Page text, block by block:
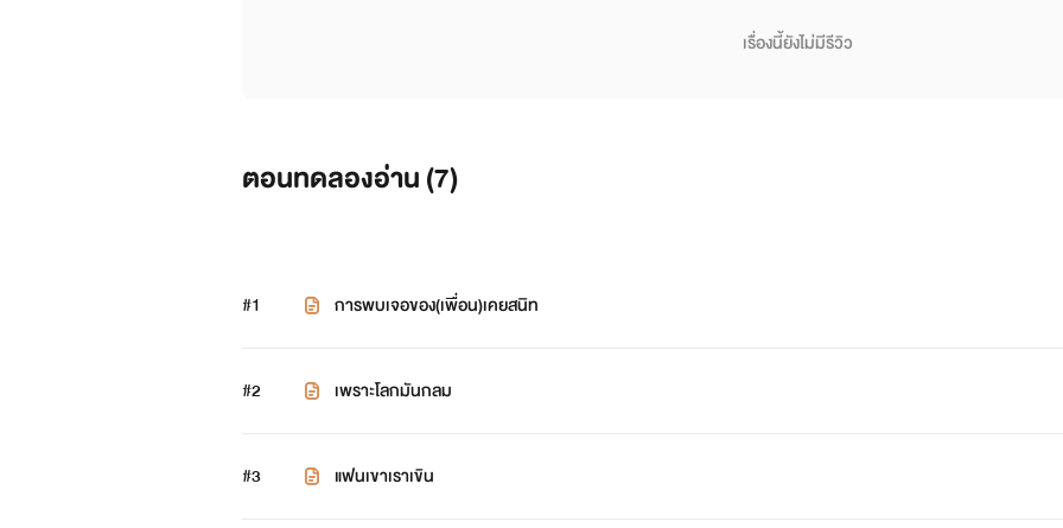
เรื่องนี้ยังไม่มีรีวิว
ตอนทดลองอ่าน (7)
#1 การพบเจอของ(เพื่อน)เคยสนิท
#2 เพราะโลกมันกลม
#3 แฟนเขาเราเขิน